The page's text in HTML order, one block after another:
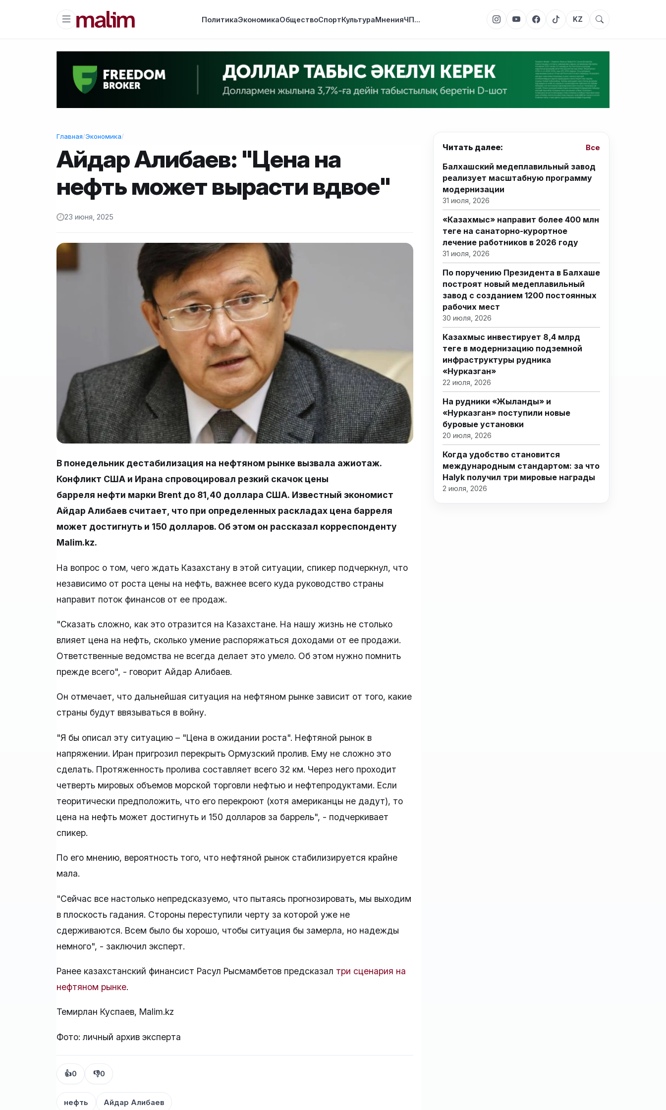
ПолитикаЭкономикаОбществоСпортКультураМненияЧП... KZ
Главная/Экономика/
Айдар Алибаев: "Цена на
нефть может вырасти вдвое"
23 июня, 2025
В понедельник дестабилизация на нефтяном рынке вызвала ажиотаж.
Конфликт США и Ирана спровоцировал резкий скачок цены
барреля нефти марки Brent до 81,40 доллара США. Известный экономист
Айдар Алибаев считает, что при определенных раскладах цена барреля
может достигнуть и 150 долларов. Об этом он рассказал корреспонденту
Malim.kz.
На вопрос о том, чего ждать Казахстану в этой ситуации, спикер подчеркнул, что
независимо от роста цены на нефть, важнее всего куда руководство страны
направит поток финансов от ее продаж.
"Сказать сложно, как это отразится на Казахстане. На нашу жизнь не столько
влияет цена на нефть, сколько умение распоряжаться доходами от ее продажи.
Ответственные ведомства не всегда делает это умело. Об этом нужно помнить
прежде всего", - говорит Айдар Алибаев.
Он отмечает, что дальнейшая ситуация на нефтяном рынке зависит от того, какие
страны будут ввязываться в войну.
"Я бы описал эту ситуацию – "Цена в ожидании роста". Нефтяной рынок в
напряжении. Иран пригрозил перекрыть Ормузский пролив. Ему не сложно это
сделать. Протяженность пролива составляет всего 32 км. Через него проходит
четверть мировых объемов морской торговли нефтью и нефтепродуктами. Если
теоритически предположить, что его перекроют (хотя американцы не дадут), то
цена на нефть может достигнуть и 150 долларов за баррель", - подчеркивает
спикер.
По его мнению, вероятность того, что нефтяной рынок стабилизируется крайне
мала.
"Сейчас все настолько непредсказуемо, что пытаясь прогнозировать, мы выходим
в плоскость гадания. Стороны переступили черту за которой уже не
сдерживаются. Всем было бы хорошо, чтобы ситуация бы замерла, но надежды
немного", - заключил эксперт.
Ранее казахстанский финансист Расул Рысмамбетов предсказал три сценария на
нефтяном рынке.
Темирлан Куспаев, Malim.kz
Фото: личный архив эксперта
👍0 👎0
нефть Айдар Алибаев
Читать далее: Все
Балхашский медеплавильный завод
реализует масштабную программу
модернизации
31 июля, 2026
«Казахмыс» направит более 400 млн
теңге на санаторно-курортное
лечение работников в 2026 году
31 июля, 2026
По поручению Президента в Балхаше
построят новый медеплавильный
завод с созданием 1200 постоянных
рабочих мест
30 июля, 2026
Казахмыс инвестирует 8,4 млрд
теңге в модернизацию подземной
инфраструктуры рудника
«Нурказган»
22 июля, 2026
На рудники «Жыланды» и
«Нурказган» поступили новые
буровые установки
20 июля, 2026
Когда удобство становится
международным стандартом: за что
Halyk получил три мировые награды
2 июля, 2026